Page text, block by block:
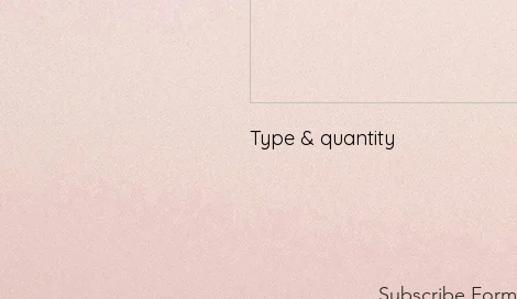
Type & quantity